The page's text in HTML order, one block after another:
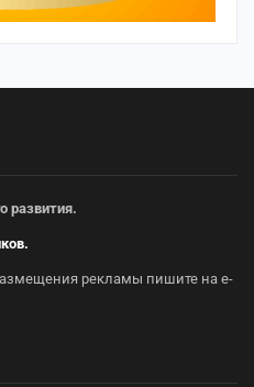
развития.
рекламы пишите на e-